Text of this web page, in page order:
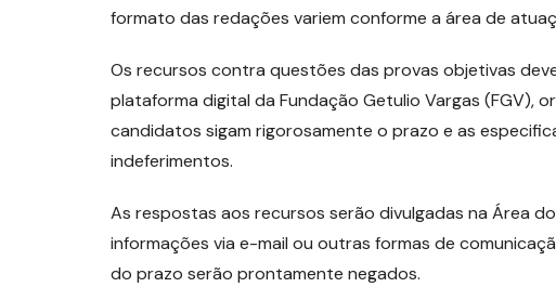
formato das redações variem conforme a área de
Os recursos contra questões das provas objetivas
plataforma digital da Fundação Getulio Vargas (FGV),
candidatos sigam rigorosamente o prazo e as
indeferimentos.
As respostas aos recursos serão divulgadas na Área
informações via e-mail ou outras formas de
do prazo serão prontamente negados.